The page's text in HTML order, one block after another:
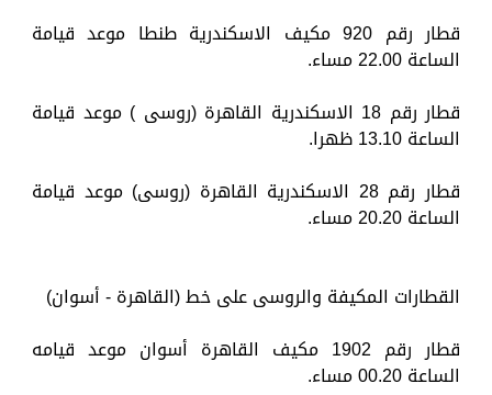
قطار رقم 920 مكيف الاسكندرية طنطا موعد قيامة
الساعة 22.00 مساء.
قطار رقم 18 الاسكندرية القاهرة (روسى ) موعد قيامة
الساعة 13.10 ظهرا.
قطار رقم 28 الاسكندرية القاهرة (روسى) موعد قيامة
الساعة 20.20 مساء.
القطارات المكيفة والروسى على خط (القاهرة - أسوان)
قطار رقم 1902 مكيف القاهرة أسوان موعد قيامه
الساعة 00.20 مساء.